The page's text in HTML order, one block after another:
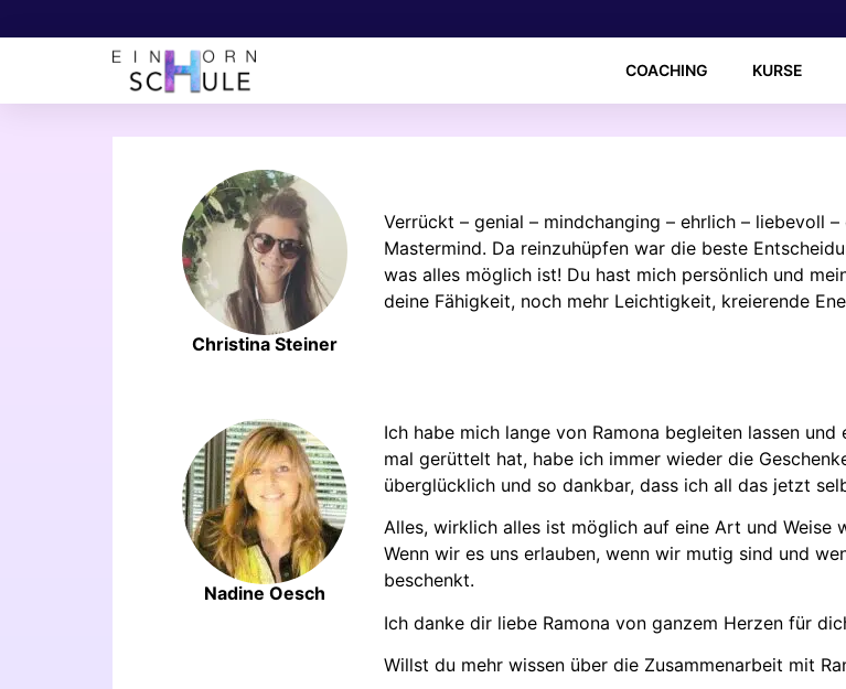
COACHING KURSE
Christina Steiner
Verrückt – genial – mindchanging – ehrlich – liebevoll
Mastermind. Da reinzuhüpfen war die beste
was alles möglich ist! Du hast mich persönlich und
deine Fähigkeit, noch mehr Leichtigkeit, kreierende
Nadine Oesch
Ich habe mich lange von Ramona begleiten lassen
mal gerüttelt hat, habe ich immer wieder die
überglücklich und so dankbar, dass ich all das jetzt
Alles, wirklich alles ist möglich auf eine Art und Weise
Wenn wir es uns erlauben, wenn wir mutig sind und
beschenkt.
Ich danke dir liebe Ramona von ganzem Herzen für
Willst du mehr wissen über die Zusammenarbeit mit